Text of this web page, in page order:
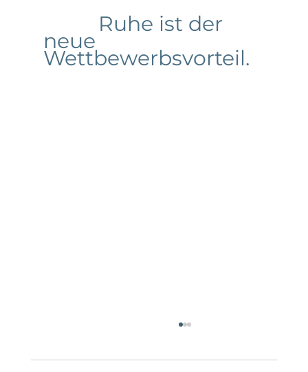
neue
Wettbewerbsvorteil.